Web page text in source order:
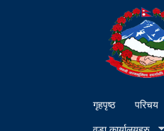
गृहपृष्ठ परिचय